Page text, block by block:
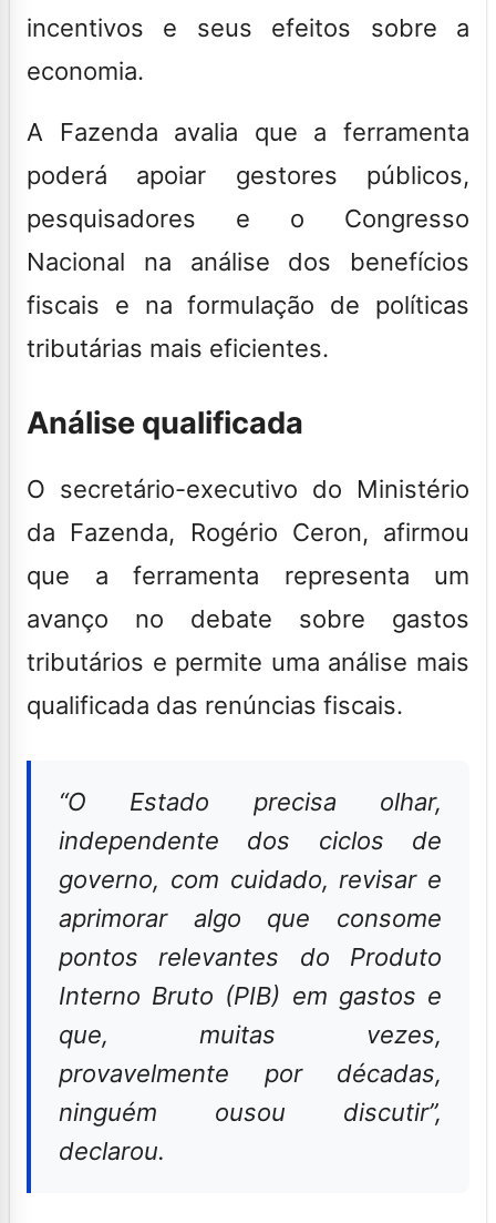
incentivos e seus efeitos sobre a
economia.
A Fazenda avalia que a ferramenta
poderá apoiar gestores públicos,
pesquisadores e o Congresso
Nacional na análise dos benefícios
fiscais e na formulação de políticas
tributárias mais eficientes.
Análise qualificada
O secretário-executivo do Ministério
da Fazenda, Rogério Ceron, afirmou
que a ferramenta representa um
avanço no debate sobre gastos
tributários e permite uma análise mais
qualificada das renúncias fiscais.
“O Estado precisa olhar,
independente dos ciclos de
governo, com cuidado, revisar e
aprimorar algo que consome
pontos relevantes do Produto
Interno Bruto (PIB) em gastos e
que, muitas vezes,
provavelmente por décadas,
ninguém ousou discutir”,
declarou.